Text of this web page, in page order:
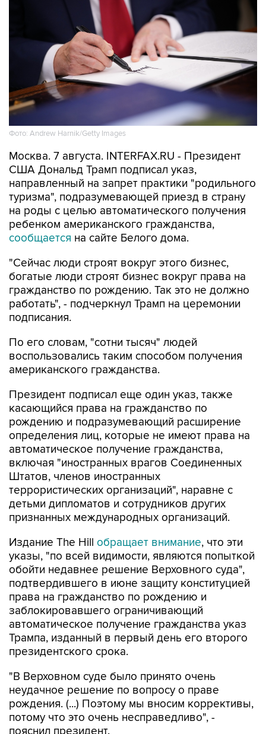
Фото: Andrew Harnik/Getty Images
Москва. 7 августа. INTERFAX.RU - Президент
США Дональд Трамп подписал указ,
направленный на запрет практики "родильного
туризма", подразумевающей приезд в страну
на роды с целью автоматического получения
ребенком американского гражданства,
сообщается на сайте Белого дома.
"Сейчас люди строят вокруг этого бизнес,
богатые люди строят бизнес вокруг права на
гражданство по рождению. Так это не должно
работать", - подчеркнул Трамп на церемонии
подписания.
По его словам, "сотни тысяч" людей
воспользовались таким способом получения
американского гражданства.
Президент подписал еще один указ, также
касающийся права на гражданство по
рождению и подразумевающий расширение
определения лиц, которые не имеют права на
автоматическое получение гражданства,
включая "иностранных врагов Соединенных
Штатов, членов иностранных
террористических организаций", наравне с
детьми дипломатов и сотрудников других
признанных международных организаций.
Издание The Hill обращает внимание, что эти
указы, "по всей видимости, являются попыткой
обойти недавнее решение Верховного суда",
подтвердившего в июне защиту конституцией
права на гражданство по рождению и
заблокировавшего ограничивающий
автоматическое получение гражданства указ
Трампа, изданный в первый день его второго
президентского срока.
"В Верховном суде было принято очень
неудачное решение по вопросу о праве
рождения. (...) Поэтому мы вносим коррективы,
потому что это очень несправедливо", -